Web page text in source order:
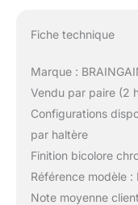
Fiche technique
Marque :
Vendu par paire (2
Configurations
par haltère
Finition bicolore
Référence modèle :
Note moyenne